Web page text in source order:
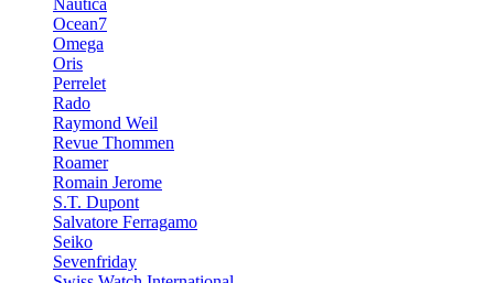
Nautica
Ocean7
Omega
Oris
Perrelet
Rado
Raymond Weil
Revue Thommen
Roamer
Romain Jerome
S.T. Dupont
Salvatore Ferragamo
Seiko
Sevenfriday